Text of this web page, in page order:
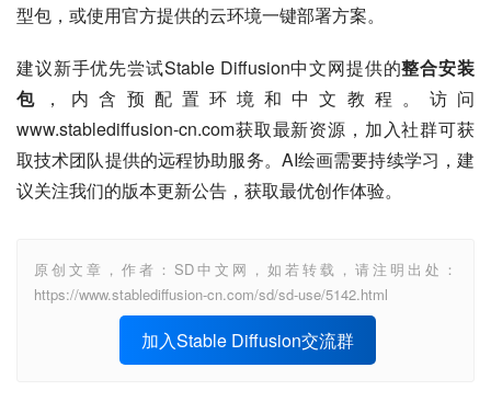
型包，或使用官方提供的云环境一键部署方案。
建议新手优先尝试Stable Diffusion中文网提供的整合安装
包
，内含预配置环境和中文教程。访问
www.stablediffusion-cn.com获取最新资源，加入社群可获
取技术团队提供的远程协助服务。AI绘画需要持续学习，建
议关注我们的版本更新公告，获取最优创作体验。
原创文章，作者：SD中文网，如若转载，请注明出处：
https://www.stablediffusion-cn.com/sd/sd-use/5142.html
加入Stable Diffusion交流群